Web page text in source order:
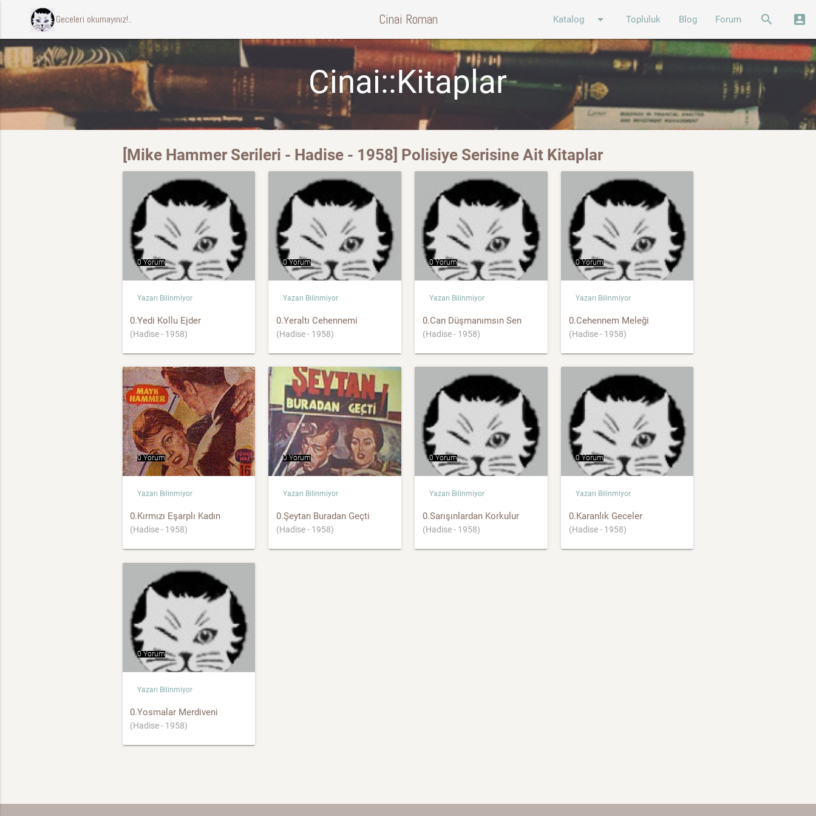
ccccci Geceleri okumayınız!.. Cinai Roman Katalog arrow_drop_down Topluluk Blog Forum search account_box
Cinai::Kitaplar
[Mike Hammer Serileri - Hadise - 1958] Polisiye Serisine Ait Kitaplar
0 Yorum
Yazarı Bilinmiyor
0.Yedi Kollu Ejder
(Hadise - 1958)
0 Yorum
Yazarı Bilinmiyor
0.Yeraltı Cehennemi
(Hadise - 1958)
0 Yorum
Yazarı Bilinmiyor
0.Can Düşmanımsın Sen
(Hadise - 1958)
0 Yorum
Yazarı Bilinmiyor
0.Cehennem Meleği
(Hadise - 1958)
0 Yorum
Yazarı Bilinmiyor
0.Kırmızı Eşarplı Kadın
(Hadise - 1958)
0 Yorum
Yazarı Bilinmiyor
0.Şeytan Buradan Geçti
(Hadise - 1958)
0 Yorum
Yazarı Bilinmiyor
0.Sarışınlardan Korkulur
(Hadise - 1958)
0 Yorum
Yazarı Bilinmiyor
0.Karanlık Geceler
(Hadise - 1958)
0 Yorum
Yazarı Bilinmiyor
0.Yosmalar Merdiveni
(Hadise - 1958)